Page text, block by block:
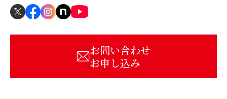
お問い合わせ
お申し込み